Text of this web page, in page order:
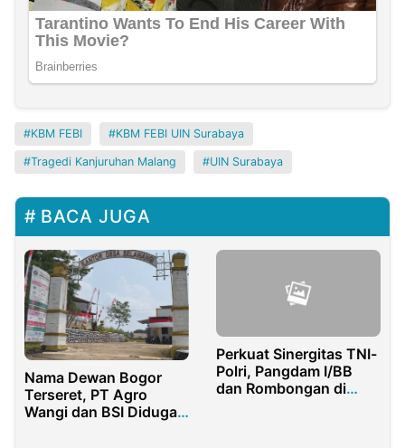
KBM FEBI KBM FEBI UIN Surabaya
Tragedi Kanjuruhan Malang UIN Surabaya
BACA JUGA
Nama Dewan Bogor
Terseret, PT Agro
Wangi dan BSI Diduga
Perkuat Sinergitas TNI-
Polri, Pangdam I/BB
dan Rombongan di